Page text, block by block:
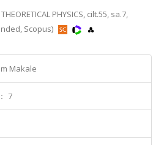
PHYSICS, cilt.55, sa.7,
Scopus)
Makale
7